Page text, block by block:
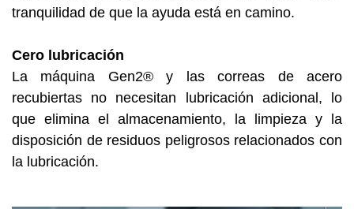
tranquilidad de que la ayuda está en camino.
Cero lubricación
La máquina Gen2® y las correas de acero
recubiertas no necesitan lubricación adicional, lo
que elimina el almacenamiento, la limpieza y la
disposición de residuos peligrosos relacionados con
la lubricación.